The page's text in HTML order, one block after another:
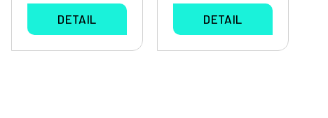
DETAIL DETAIL